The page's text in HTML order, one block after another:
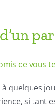
de vous
à quelques
si tant